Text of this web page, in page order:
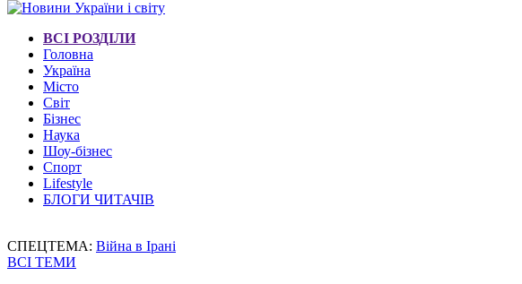
ВСІ РОЗДІЛИ
Головна
Україна
Місто
Світ
Бізнес
Наука
Шоу-бізнес
Спорт
Lifestyle
БЛОГИ ЧИТАЧІВ
СПЕЦТЕМА: Війна в Ірані
ВСІ ТЕМИ